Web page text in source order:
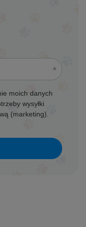
moich danych
wysyłki
(marketing).